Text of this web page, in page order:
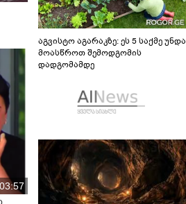
03:57
აგვისტო აგარაკზე: ეს 5 საქმე უნდა
მოასწროთ შემოდგომის
დადგომამდე